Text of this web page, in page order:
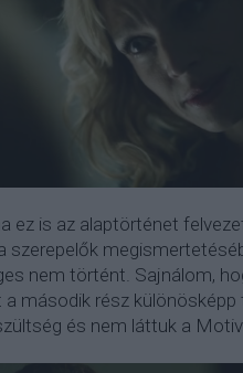
ez is az alaptörténet
szerepelők
nem történt. Sajnálom,
második rész
és nem láttuk a